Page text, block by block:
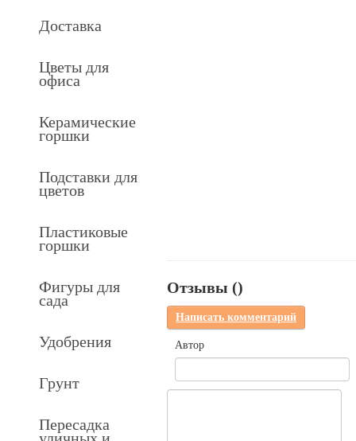
Доставка
Цветы для
офиса
Керамические
горшки
Подставки для
цветов
Пластиковые
горшки
Фигуры для
сада
Удобрения
Грунт
Пересадка
Отзывы ()
Написать комментарий
Автор